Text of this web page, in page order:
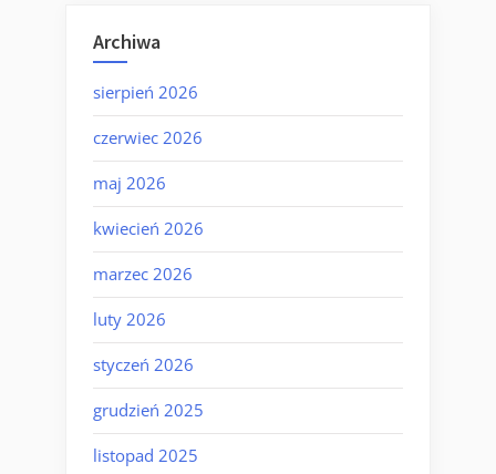
Archiwa
sierpień 2026
czerwiec 2026
maj 2026
kwiecień 2026
marzec 2026
luty 2026
styczeń 2026
grudzień 2025
listopad 2025